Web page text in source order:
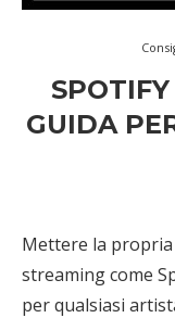
GUIDA
Mettere la
streaming come
per qualsiasi